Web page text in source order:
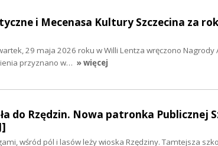
i Mecenasa Kultury Szczecina za
29 maja 2026 roku w Willi Lentza wręczono Nagrody
przyznano w… » więcej
do Rzędzin. Nowa patronka Publicznej
wśród pól i lasów leży wioska Rzędziny. Tamtejsza